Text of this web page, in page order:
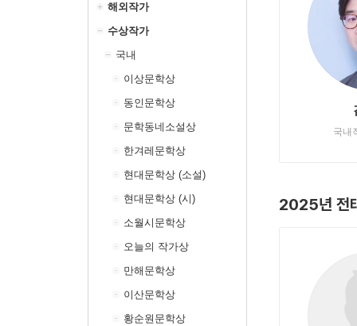
해외작가
수상작가
국내
이상문학상
동인문학상
문학동네소설상
한겨레문학상
현대문학상 (소설)
현대문학상 (시)
소월시문학상
오늘의 작가상
만해문학상
이산문학상
황순원문학상
국내
2025년 전